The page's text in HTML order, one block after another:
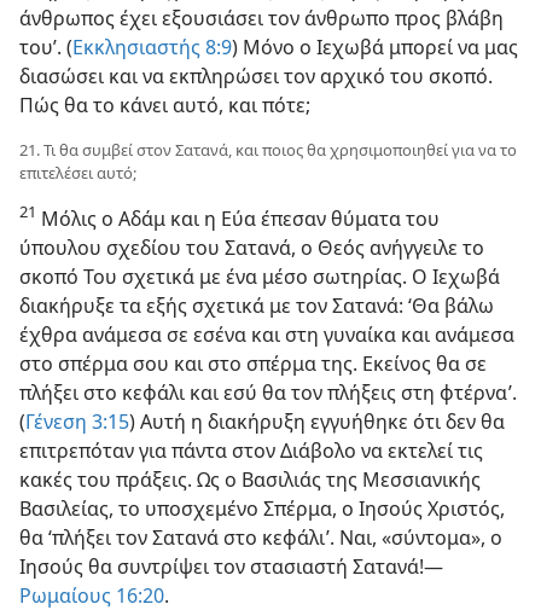
άνθρωπος έχει εξουσιάσει τον άνθρωπο προς βλάβη
του’. (Εκκλησιαστής 8:9) Μόνο ο Ιεχωβά μπορεί να μας
διασώσει και να εκπληρώσει τον αρχικό του σκοπό.
Πώς θα το κάνει αυτό, και πότε;
21. Τι θα συμβεί στον Σατανά, και ποιος θα χρησιμοποιηθεί για να το
επιτελέσει αυτό;
21 Μόλις ο Αδάμ και η Εύα έπεσαν θύματα του
ύπουλου σχεδίου του Σατανά, ο Θεός ανήγγειλε το
σκοπό Του σχετικά με ένα μέσο σωτηρίας. Ο Ιεχωβά
διακήρυξε τα εξής σχετικά με τον Σατανά: ‘Θα βάλω
έχθρα ανάμεσα σε εσένα και στη γυναίκα και ανάμεσα
στο σπέρμα σου και στο σπέρμα της. Εκείνος θα σε
πλήξει στο κεφάλι και εσύ θα τον πλήξεις στη φτέρνα’.
(Γένεση 3:15) Αυτή η διακήρυξη εγγυήθηκε ότι δεν θα
επιτρεπόταν για πάντα στον Διάβολο να εκτελεί τις
κακές του πράξεις. Ως ο Βασιλιάς της Μεσσιανικής
Βασιλείας, το υποσχεμένο Σπέρμα, ο Ιησούς Χριστός,
θα ‘πλήξει τον Σατανά στο κεφάλι’. Ναι, «σύντομα», ο
Ιησούς θα συντρίψει τον στασιαστή Σατανά!—
Ρωμαίους 16:20.